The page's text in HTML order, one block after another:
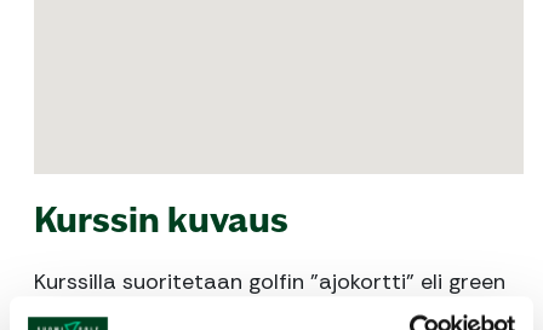
Kurssin kuvaus
Kurssilla suoritetaan golfin ”ajokortti” eli green
card. Green cardin suorituksessa painotetaan